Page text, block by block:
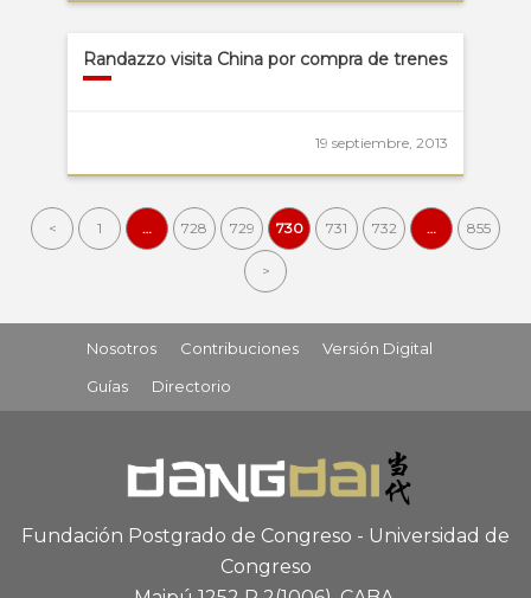
Randazzo visita China por compra de trenes
19 septiembre, 2013
< 1 … 728 729 730 731 732 … 855
>
Nosotros Contribuciones
Versión Digital
Guías
Directorio
Fundación Postgrado de Congreso - Universidad de
Congreso